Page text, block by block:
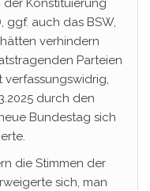
ggf. auch das BSW,
verhindern
Parteien
durch den
Bundestag sich
die Stimmen der
sich, man